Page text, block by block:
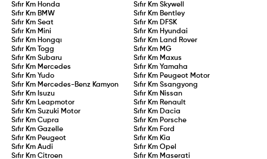
Sıfır Km Honda Sıfır Km Skywell
Sıfır Km BMW Sıfır Km Bentley
Sıfır KmSeat Sıfır Km DFSK
Sıfır Km Mini Sıfır Km Hyundai
Sıfır Km Hongqı Sıfır Km Land Rover
Sıfır Km
Togg Sıfır Km MG
Sıfır KmSubaru Sıfır Km Maxus
Sıfır Km Mercedes Sıfır Km Yamaha
Sıfır KmYudo Sıfır Km Peugeot Motor
Sıfır Km Mercedes-Benz Kamyon Sıfır Km Ssangyong
Sıfır Km Isuzu Sıfır Km Nissan
Sıfır Km Leapmotor Sıfır Km Renault
Sıfır KmSuzuki Motor Sıfır Km Dacia
Sıfır KmCupra Sıfır Km Porsche
Sıfır KmGazelle Sıfır Km Ford
Sıfır Km Peugeot Sıfır Km Kia
Sıfır KmAudi Sıfır Km Opel
Sıfır KmCitroen Sıfır Km Maserati